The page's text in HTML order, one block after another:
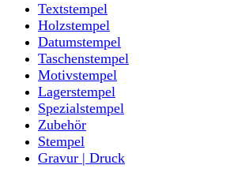
Textstempel
Holzstempel
Datumstempel
Taschenstempel
Motivstempel
Lagerstempel
Spezialstempel
Zubehör
Stempel
Gravur | Druck